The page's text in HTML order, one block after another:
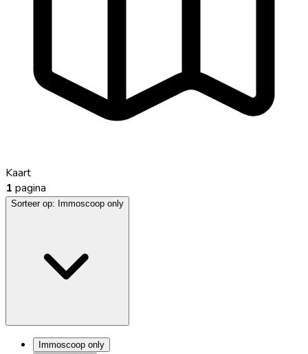
Kaart
1 pagina
Sorteer op: Immoscoop only
Immoscoop only